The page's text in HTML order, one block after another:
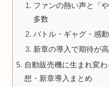
ファンの熱い声と「
多数
バトル・ギャグ・感
新章の導入で期待が
自動販売機に生まれ変
想・新章導入まとめ